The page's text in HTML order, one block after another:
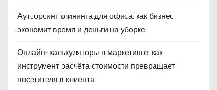
Аутсорсинг клининга для офиса: как бизнес
экономит время и деньги на уборке
Онлайн-калькуляторы в маркетинге: как
инструмент расчёта стоимости превращает
посетителя в клиента